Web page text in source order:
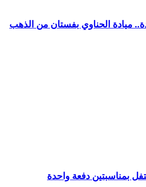
ميادة الحناوي بفستان من الذهب
بمناسبتين دفعة واحدة